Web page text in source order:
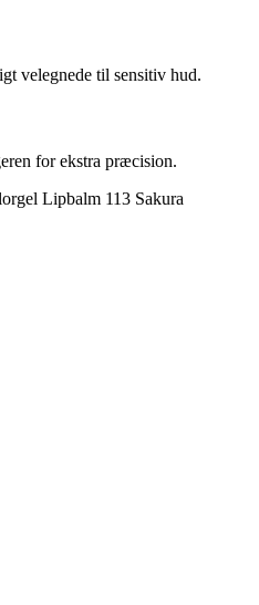
velegnede til sensitiv hud.
for ekstra præcision.
Lipbalm 113 Sakura